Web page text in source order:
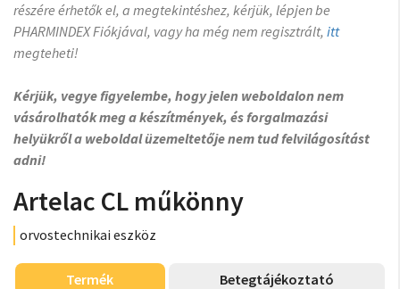
részére érhetők el, a megtekintéshez, kérjük, lépjen be
PHARMINDEX Fiókjával, vagy ha még nem regisztrált, itt
megteheti!
Kérjük, vegye figyelembe, hogy jelen weboldalon nem
vásárolhatók meg a készítmények, és forgalmazási
helyükről a weboldal üzemeltetője nem tud felvilágosítást
adni!
Artelac CL műkönny
orvostechnikai eszköz
Termék Betegtájékoztató